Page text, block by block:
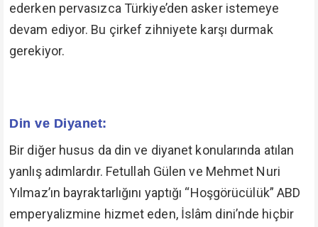
ederken pervasızca Türkiye’den asker istemeye
devam ediyor. Bu çirkef zihniyete karşı durmak
gerekiyor.
Din ve Diyanet:
Bir diğer husus da din ve diyanet konularında atılan
yanlış adımlardır. Fetullah Gülen ve Mehmet Nuri
Yılmaz’ın bayraktarlığını yaptığı “Hoşgörücülük” ABD
emperyalizmine hizmet eden, İslâm dini’nde hiçbir